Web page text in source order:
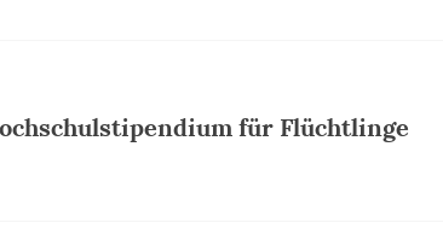
für Flüchtlinge